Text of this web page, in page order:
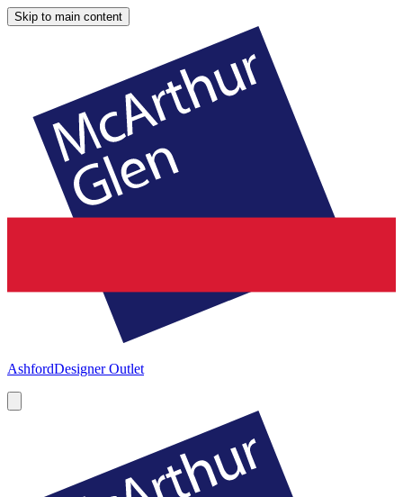
Skip to main content
AshfordDesigner Outlet